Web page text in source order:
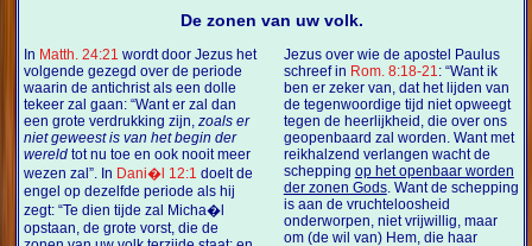
De zonen van uw volk.
In Matth. 24:21 wordt door Jezus het
volgende gezegd over de periode
waarin de antichrist als een dolle
tekeer zal gaan: “Want er zal dan
een grote verdrukking zijn,zoals er
niet geweest is van het begin der
wereld tot nu toe en ook nooit meer
wezen zal”. In Dani�l 12:1 doelt de
engel op dezelfde periode als hij
zegt: “Te dien tijde zal Micha�l
opstaan, de grote vorst, die de
Jezus over wie de apostel Paulus
schreef in Rom. 8:18-21 : “Want ik
ben er zeker van, dat het lijden van
de tegenwoordige tijd niet opweegt
tegen de heerlijkheid, die over ons
geopenbaard zal worden. Want met
reikhalzend verlangen wacht de
schepping op het openbaar worden
der zonen Gods. Want de schepping
is aan de vruchteloosheid
onderworpen, niet vrijwillig, maar
om (de wil van) Hem, die haar